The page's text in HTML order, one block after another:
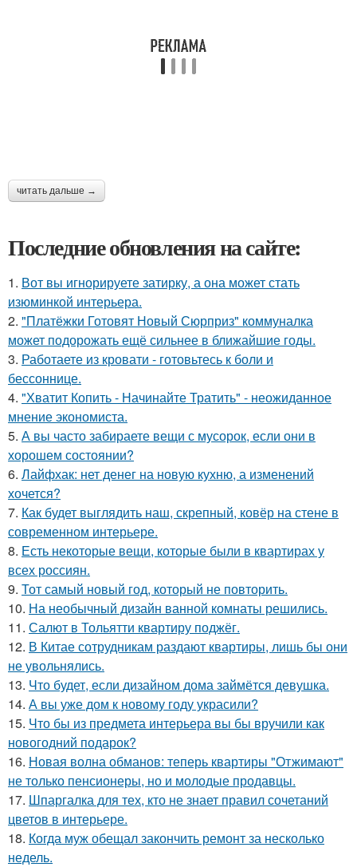
читать дальше →
Последние обновления на сайте:
1. Вот вы игнорируете затирку, а она может стать
изюминкой интерьера.
2. "Платёжки Готовят Новый Сюрприз" коммуналка
может подорожать ещё сильнее в ближайшие годы.
3. Работаете из кровати - готовьтесь к боли и
бессоннице.
4. "Хватит Копить - Начинайте Тратить" - неожиданное
мнение экономиста.
5. А вы часто забираете вещи с мусорок, если они в
хорошем состоянии?
6. Лайфхак: нет денег на новую кухню, а изменений
хочется?
7. Как будет выглядить наш, скрепный, ковёр на стене в
современном интерьере.
8. Есть некоторые вещи, которые были в квартирах у
всех россиян.
9. Тот самый новый год, который не повторить.
10. На необычный дизайн ванной комнаты решились.
11. Салют в Тольятти квартиру поджёг.
12. В Китае сотрудникам раздают квартиры, лишь бы они
не увольнялись.
13. Что будет, если дизайном дома займётся девушка.
14. А вы уже дом к новому году украсили?
15. Что бы из предмета интерьера вы бы вручили как
новогодний подарок?
16. Новая волна обманов: теперь квартиры "Отжимают"
не только пенсионеры, но и молодые продавцы.
17. Шпаргалка для тех, кто не знает правил сочетаний
цветов в интерьере.
18. Когда муж обещал закончить ремонт за несколько
недель.